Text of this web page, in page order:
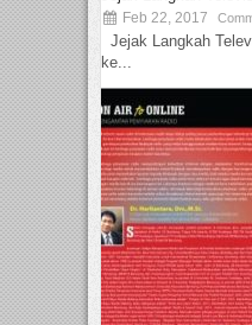
Feb 22, 2017
Jejak Langkah
ke...